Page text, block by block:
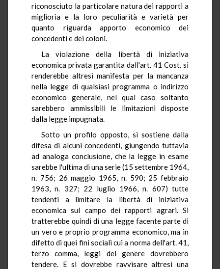
riconosciuto la particolare natura dei rapporti a
miglioria e la loro peculiarità e varietà per
quanto riguarda apporto economico dei
concedenti e dei coloni.
La violazione della libertà di iniziativa
economica privata garantita dall'art. 41 Cost. si
renderebbe altresì manifesta per la mancanza
nella legge di qualsiasi programma o indirizzo
economico generale, nel qual caso soltanto
sarebbero ammissibili le limitazioni disposte
dalla legge impugnata.
Sotto un profilo opposto, si sostiene dalla
difesa di alcuni concedenti, giungendo tuttavia
ad analoga conclusione, che la legge in esame
sarebbe l'ultima di una serie (15 settembre 1964,
n. 756; 26 maggio 1965, n. 590; 25 febbraio
1963, n. 327; 22 luglio 1966, n. 607) tutte
tendenti a limitare la libertà di iniziativa
economica sul campo dei rapporti agrari. Si
tratterebbe quindi di una legge facente parte di
un vero e proprio programma economico, ma in
difetto di quei fini sociali cui a norma dell'art. 41,
terzo comma, leggi del genere dovrebbero
tendere. E si dovrebbe ravvisare altresì una